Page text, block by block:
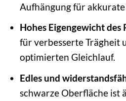
Aufhängung für akkurate
Hohes Eigengewicht
für verbesserte Trägheit
optimierten Gleichlauf.
Edles und
schwarze Oberfläche ist